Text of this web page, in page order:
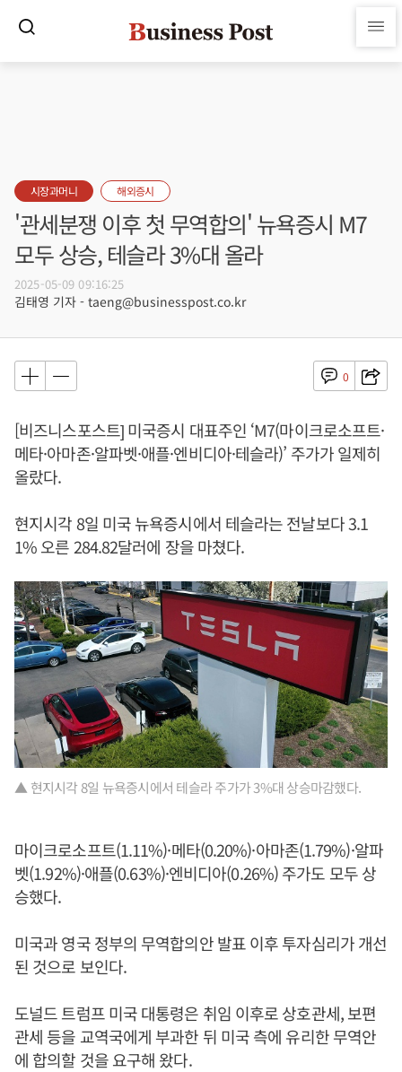
시장과머니 해외증시
'관세분쟁 이후 첫 무역합의' 뉴욕증시 M7
모두 상승, 테슬라 3%대 올라
2025-05-09 09:16:25
김태영 기자 - taeng@businesspost.co.kr
0
[비즈니스포스트] 미국증시 대표주인 ‘M7(마이크로소프트·
메타·아마존·알파벳·애플·엔비디아·테슬라)’ 주가가 일제히
올랐다.
현지시각 8일 미국 뉴욕증시에서 테슬라는 전날보다 3.1
1% 오른 284.82달러에 장을 마쳤다.
▲ 현지시각 8일 뉴욕증시에서 테슬라 주가가 3%대 상승마감했다.
마이크로소프트(1.11%)·메타(0.20%)·아마존(1.79%)·알파
벳(1.92%)·애플(0.63%)·엔비디아(0.26%) 주가도 모두 상
승했다.
미국과 영국 정부의 무역합의안 발표 이후 투자심리가 개선
된 것으로 보인다.
도널드 트럼프 미국 대통령은 취임 이후로 상호관세, 보편
관세 등을 교역국에게 부과한 뒤 미국 측에 유리한 무역안
에 합의할 것을 요구해 왔다.